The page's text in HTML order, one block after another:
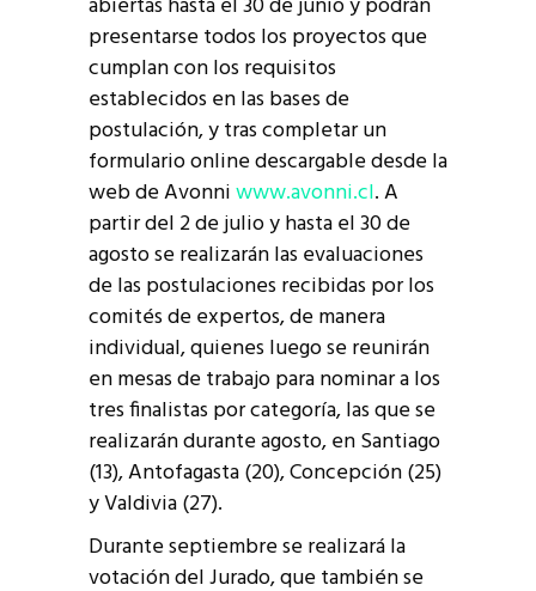
presentarse todos los proyectos que
cumplan con los requisitos
establecidos en las bases de
postulación, y tras completar un
formulario online descargable desde la
web de Avonniwww.avonni.cl. A
partir del 2 de julio y hasta el 30 de
agosto se realizarán las evaluaciones
de las postulaciones recibidas por los
comités de expertos, de manera
individual, quienes luego se reunirán
en mesas de trabajo para nominar a los
tres finalistas por categoría, las que se
realizarán durante agosto, en Santiago
(13), Antofagasta (20), Concepción (25)
y Valdivia (27).
Durante septiembre se realizará la
votación del Jurado, que también se